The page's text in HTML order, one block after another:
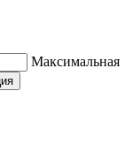
Максимальная